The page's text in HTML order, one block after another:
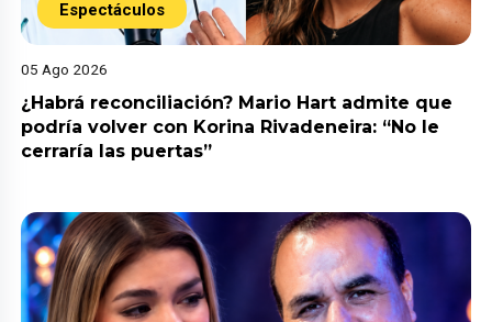
Espectáculos
05 Ago 2026
¿Habrá reconciliación? Mario Hart admite que
podría volver con Korina Rivadeneira: “No le
cerraría las puertas”